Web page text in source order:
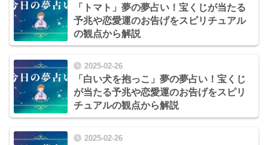
「トマト」夢の夢占い！宝くじが当たる
予兆や恋愛運のお告げをスピリチュアル
の観点から解説
2025-02-26
「白い犬を抱っこ」夢の夢占い！宝くじ
が当たる予兆や恋愛運のお告げをスピリ
チュアルの観点から解説
2025-02-26